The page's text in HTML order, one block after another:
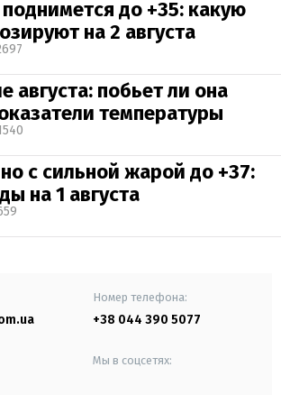
до +35: какую
на 2 августа
августа: побьет ли она
температуры
с сильной жарой до +37:
на 1 августа
Номер телефона:
+38 044 390 5077
Мы в соцсетях: